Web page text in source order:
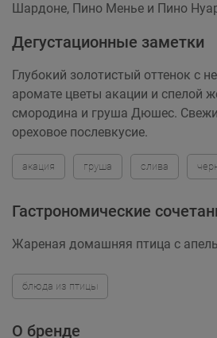
Шардоне, Пино Менье и Пино
Дегустационные заметки
Глубокий золотистый оттенок с
аромате цветы акации и спелой
смородина и груша Дюшес.
ореховое послевкусие.
акация груша слива
Гастрономические
Жареная домашняя птица с
блюда из птицы
О бренде